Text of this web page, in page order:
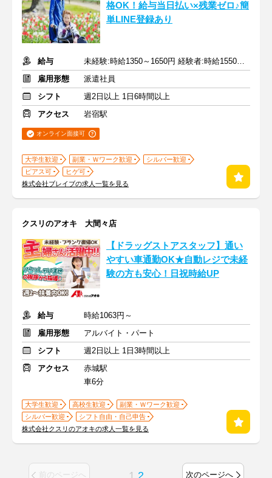
格OK！給与当日払い×残業ゼロ♪簡
単LINE登録あり
給与
未経験:時給1350～1650円 経験者:時給1550～1850円+交通費全額
雇用形態
派遣社員
シフト
週2日以上 1日6時間以上
アクセス
岩宿駅
オンライン面接可
大学生歓迎 副業・Ｗワーク歓迎
シルバー歓迎
ピアス可
ヒゲ可
株式会社ブレイブの求人一覧を見る
クスリのアオキ 大間々店
【ドラッグストアスタッフ】通い
やすい車通勤OK★自動レジで未経
験の方も安心！日祝時給UP
給与
時給1063円～
雇用形態
アルバイト・パート
シフト
週2日以上 1日3時間以上
アクセス
赤城駅
車6分
大学生歓迎 高校生歓迎
副業・Ｗワーク歓迎
シルバー歓迎
シフト自由・自己申告
株式会社クスリのアオキの求人一覧を見る
前のページへ 1 2 次のページへ